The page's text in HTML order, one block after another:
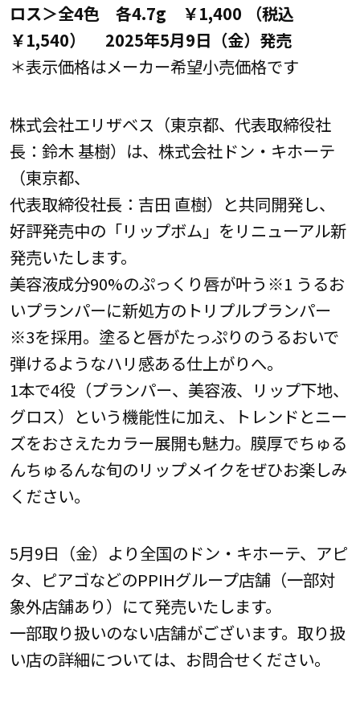
ロス＞全4色 各4.7g ￥1,400 （税込
￥1,540） 2025年5月9日（金）発売
＊表示価格はメーカー希望小売価格です
株式会社エリザベス（東京都、代表取締役社
長：鈴木 基樹）は、株式会社ドン・キホーテ
（東京都、
代表取締役社長：吉田 直樹）と共同開発し、
好評発売中の「リップボム」をリニューアル新
発売いたします。
美容液成分90%のぷっくり唇が叶う※1 うるお
いプランパーに新処方のトリプルプランパー
※3を採用。塗ると唇がたっぷりのうるおいで
弾けるようなハリ感ある仕上がりへ。
1本で4役（プランパー、美容液、リップ下地、
グロス）という機能性に加え、トレンドとニー
ズをおさえたカラー展開も魅力。膜厚でちゅる
んちゅるんな旬のリップメイクをぜひお楽しみ
ください。
5月9日（金）より全国のドン・キホーテ、アピ
タ、ピアゴなどのPPIHグループ店舗（一部対
象外店舗あり）にて発売いたします。
一部取り扱いのない店舗がございます。取り扱
い店の詳細については、お問合せください。